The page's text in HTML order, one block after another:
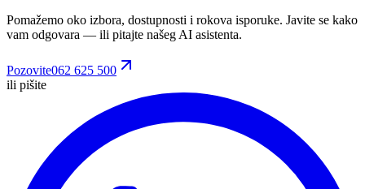
Pomažemo oko izbora, dostupnosti i rokova isporuke. Javite se kako
vam odgovara — ili pitajte našeg AI asistenta.
Pozovite062 625 500
ili pišite